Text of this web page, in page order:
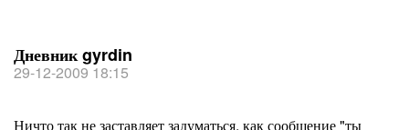
Дневник gyrdin
29-12-2009 18:15
Ничто так не заставляет задуматься, как сообщение "ты